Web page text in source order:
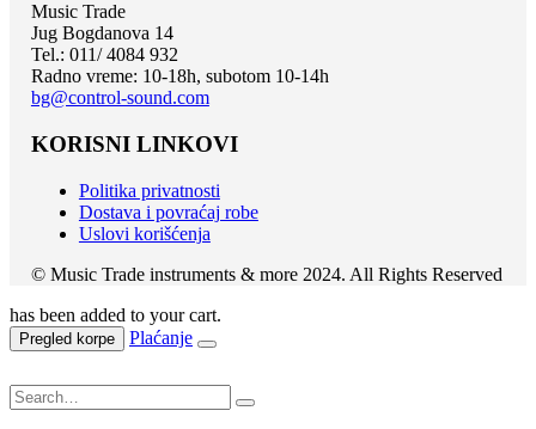
Music Trade
Jug Bogdanova 14
Tel.: 011/ 4084 932
Radno vreme: 10-18h, subotom 10-14h
bg@control-sound.com
KORISNI LINKOVI
Politika privatnosti
Dostava i povraćaj robe
Uslovi korišćenja
© Music Trade instruments & more 2024. All Rights Reserved
has been added to your cart.
Pregled korpe Plaćanje